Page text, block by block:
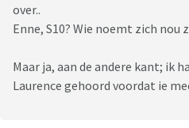
over..
Enne, S10? Wie noemt zich nou
Maar ja, aan de andere kant; ik
Laurence gehoord voordat ie